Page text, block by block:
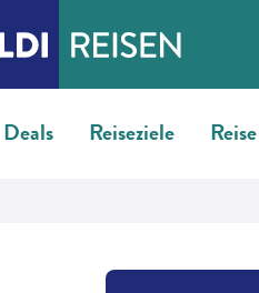
Deals Reiseziele